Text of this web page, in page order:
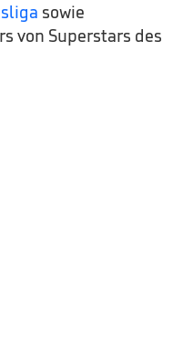
sowie
von Superstars des